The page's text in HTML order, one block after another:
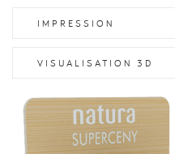
IMPRESSION
VISUALISATION 3D